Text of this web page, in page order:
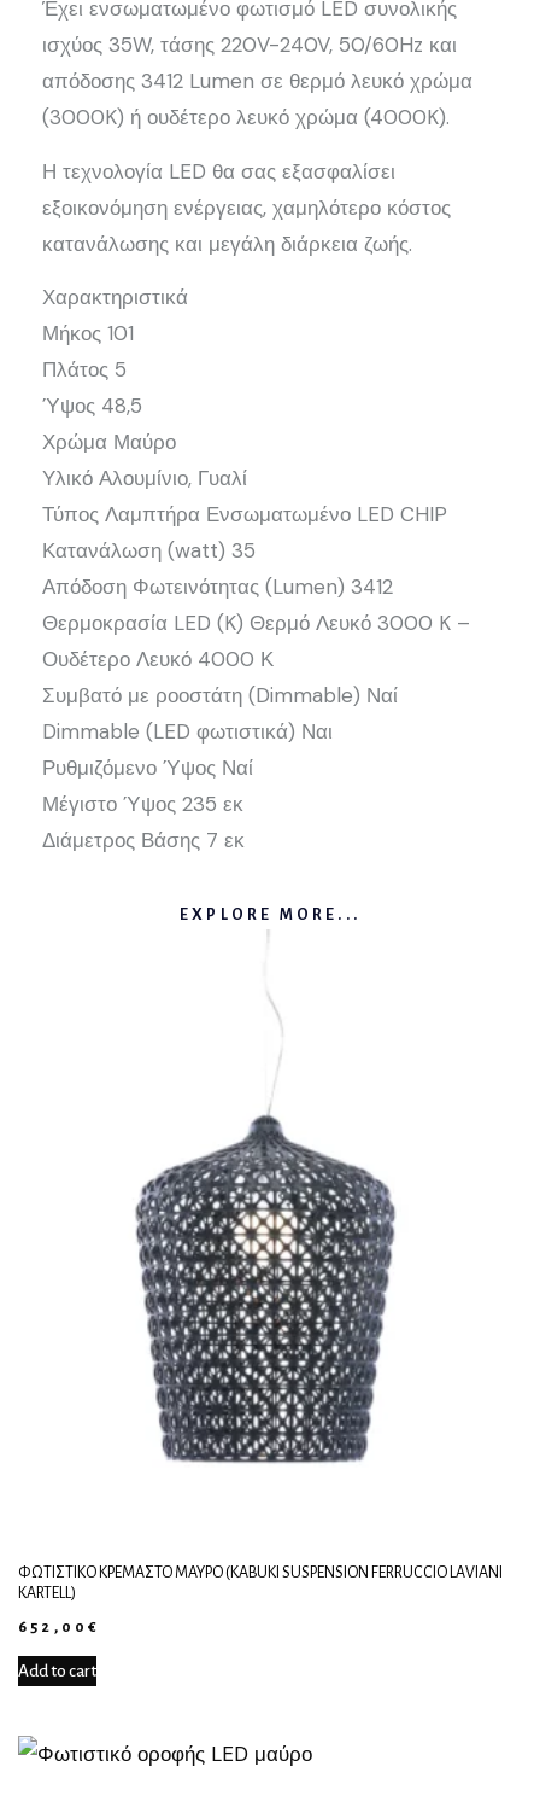
Έχει ενσωματωμένο φωτισμό LED συνολικής
ισχύος 35W, τάσης 220V-240V, 50/60Hz και
απόδοσης 3412 Lumen σε θερμό λευκό χρώμα
(3000K) ή ουδέτερο λευκό χρώμα (4000K).
Η τεχνολογία LED θα σας εξασφαλίσει
εξοικονόμηση ενέργειας, χαμηλότερο κόστος
κατανάλωσης και μεγάλη διάρκεια ζωής.
Χαρακτηριστικά
Μήκος 101
Πλάτος 5
Ύψος 48,5
Χρώμα Μαύρο
Υλικό Αλουμίνιο, Γυαλί
Τύπος Λαμπτήρα Ενσωματωμένο LED CHIP
Κατανάλωση (watt) 35
Απόδοση Φωτεινότητας (Lumen) 3412
Θερμοκρασία LED (K) Θερμό Λευκό 3000 K –
Ουδέτερο Λευκό 4000 Κ
Συμβατό με ροοστάτη (Dimmable) Ναί
Dimmable (LED φωτιστικά) Ναι
Ρυθμιζόμενο Ύψος Ναί
Μέγιστο Ύψος 235 εκ
Διάμετρος Βάσης 7 εκ
EXPLORE MORE...
ΦΩΤΙΣΤΙΚΌ ΚΡΕΜΑΣΤΌ ΜΑΎΡΟ (KABUKI SUSPENSION FERRUCCIO LAVIANI
KARTELL)
652,00€
Add to cart